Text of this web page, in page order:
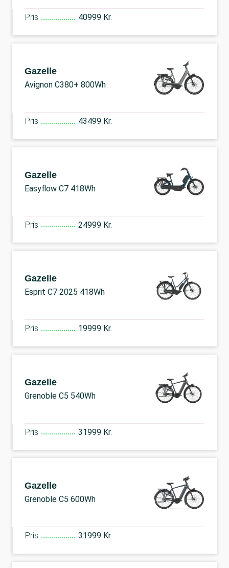
Pris 40999 Kr.
Gazelle
Avignon C380+ 800Wh
Pris 43499 Kr.
Gazelle
Easyflow C7 418Wh
Pris 24999 Kr.
Gazelle
Esprit C7 2025 418Wh
Pris 19999 Kr.
Gazelle
Grenoble C5 540Wh
Pris 31999 Kr.
Gazelle
Grenoble C5 600Wh
Pris 31999 Kr.